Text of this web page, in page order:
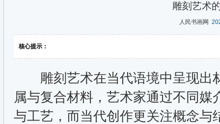
雕刻艺术
人民书画网
核心提示：
雕刻艺术在当代语境中呈现出
属与复合材料，艺术家通过不同
与工艺，而当代创作更关注概念